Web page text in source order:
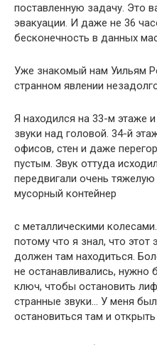
поставленную задачу. Это
эвакуации. И даже не 36
бесконечность в данных
Уже знакомый нам Уильям
странном явлении
Я находился на 33-м этаже
звуки над головой. 34-й
офисов, стен и даже
пустым. Звук оттуда
передвигали очень
мусорный контейнер
с металлическими
потому что я знал, что этот
должен там находиться.
не останавливались, нужно
ключ, чтобы остановить
странные звуки… У меня
остановиться там и